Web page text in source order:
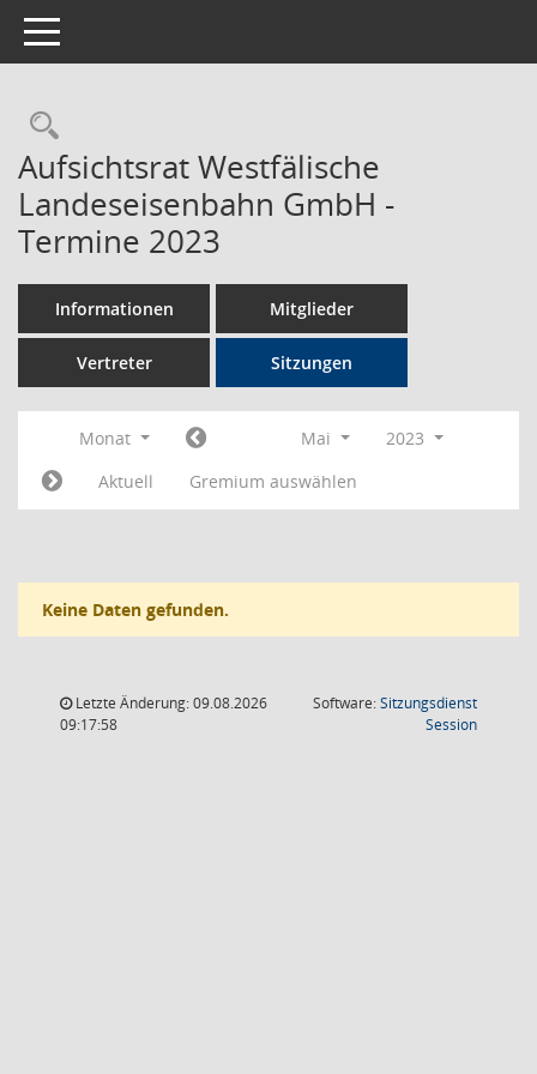
Toggle navigation
Rechercheauswahl
Aufsichtsrat Westfälische
Landeseisenbahn GmbH -
Termine 2023
Informationen Mitglieder
Vertreter Sitzungen
Monat Mai
2023
Aktuell
Gremium auswählen
Keine Daten gefunden.
Letzte Änderung: 09.08.2026
09:17:58
Software:Sitzungsdienst
Session(Wird in